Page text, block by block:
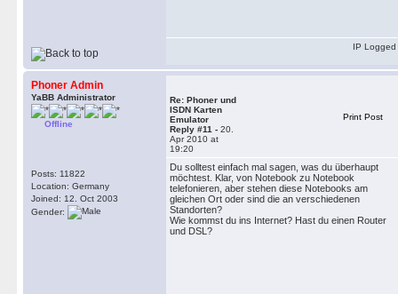
IP Logged
Phoner Admin
YaBB Administrator
Offline
Posts: 11822
Location: Germany
Joined: 12. Oct 2003
Gender:
Re: Phoner und
ISDN Karten
Emulator
Reply #11 - 20.
Apr 2010 at
19:20
Print Post
Du solltest einfach mal sagen, was du überhaupt
möchtest. Klar, von Notebook zu Notebook
telefonieren, aber stehen diese Notebooks am
gleichen Ort oder sind die an verschiedenen
Standorten?
Wie kommst du ins Internet? Hast du einen Router
und DSL?